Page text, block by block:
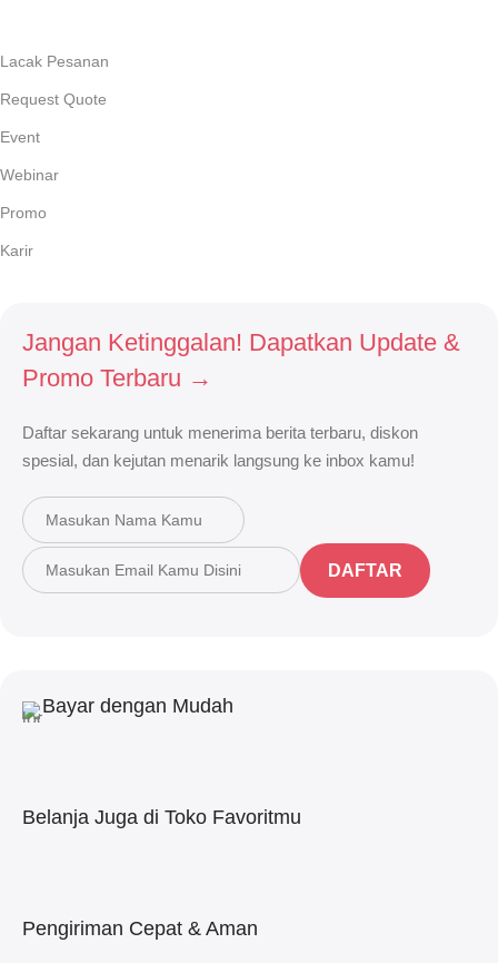
Lacak Pesanan
Request Quote
Event
Webinar
Promo
Karir
Jangan Ketinggalan! Dapatkan Update &
Promo Terbaru →
Daftar sekarang untuk menerima berita terbaru, diskon
spesial, dan kejutan menarik langsung ke inbox kamu!
DAFTAR
Bayar dengan Mudah
Belanja Juga di Toko Favoritmu
Pengiriman Cepat & Aman